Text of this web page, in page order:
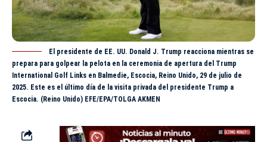
El presidente de EE. UU. Donald J. Trump reacciona mientras se
prepara para golpear la pelota en la ceremonia de apertura del Trump
International Golf Links en Balmedie, Escocia, Reino Unido, 29 de julio de
2025. Este es el último día de la visita privada del presidente Trump a
Escocia. (Reino Unido) EFE/EPA/TOLGA AKMEN